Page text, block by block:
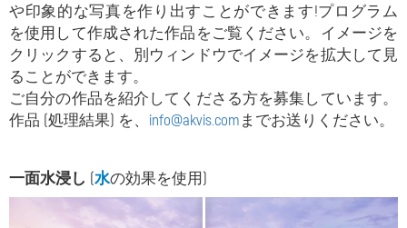
や印象的な写真を作り出すことができます!プログラム
を使用して作成された作品をご覧ください。イメージを
クリックすると、別ウィンドウでイメージを拡大して見
ることができます。
ご自分の作品を紹介してくださる方を募集しています。
作品 (処理結果) を、 info@akvis.comまでお送りください。
一面水浸し (水の効果を使用)